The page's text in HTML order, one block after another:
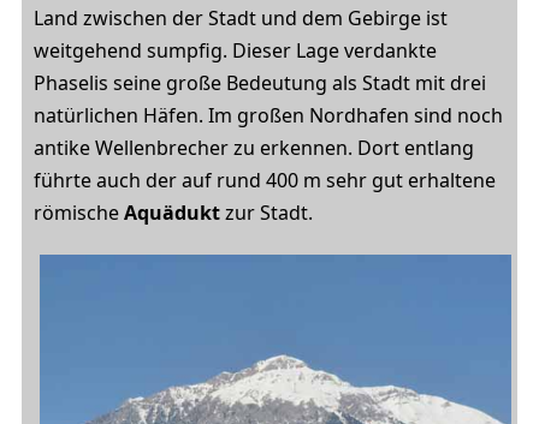
Land zwischen der Stadt und dem Gebirge ist
weitgehend sumpfig. Dieser Lage verdankte
Phaselis seine große Bedeutung als Stadt mit drei
natürlichen Häfen. Im großen Nordhafen sind noch
antike Wellenbrecher zu erkennen. Dort entlang
führte auch der auf rund 400 m sehr gut erhaltene
römischeAquäduktzur Stadt.